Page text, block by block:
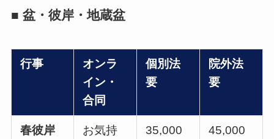
■ 盆・彼岸・地蔵盆
行事
オンラ
イン・
合同
個別法
要
院外法
要
春彼岸
お気持
35,000
45,000